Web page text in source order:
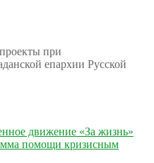
при
епархии Русской
движение «За жизнь»
помощи кризисным